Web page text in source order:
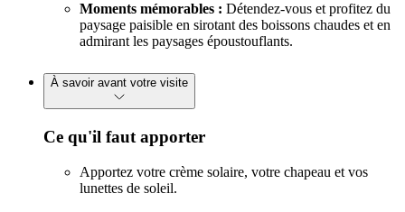
Moments mémorables : Détendez-vous et profitez du
paysage paisible en sirotant des boissons chaudes et en
admirant les paysages époustouflants.
À savoir avant votre visite
Ce qu'il faut apporter
Apportez votre crème solaire, votre chapeau et vos
lunettes de soleil.